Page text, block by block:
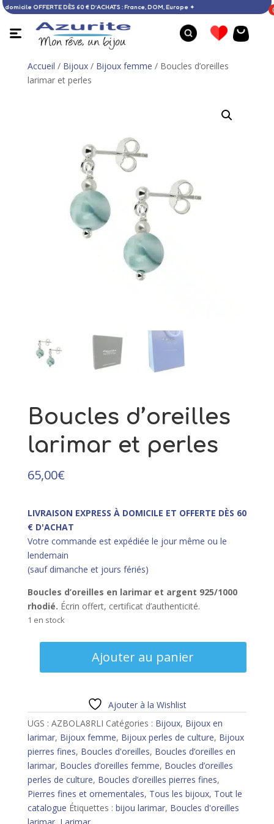
à domicile OFFERTE DÈS 60 € D’ACHATS : France, DOM, Europe ✦
Accueil / Bijoux/ Bijoux femme / Boucles d’oreilles
larimar et perles
Boucles d’oreilles
larimar et perles
65,00€
LIVRAISON EXPRESS À DOMICILE ET OFFERTE DÈS 60
€ D'ACHAT
Votre commande est expédiée le jour même ou le
lendemain
(sauf dimanche et jours fériés)
Boucles d’oreilles en larimar et argent 925/1000
rhodié. Écrin offert, certificat d’authenticité.
1 en stock
et
perles
Ajouter au panier
Ajouter à la Wishlist
UGS : AZBOLA8RLI Catégories : Bijoux, Bijoux en
larimar, Bijoux femme, Bijoux perles de culture, Bijoux
pierres fines, Boucles d'oreilles, Boucles d’oreilles en
larimar, Boucles d’oreilles femme, Boucles d’oreilles
perles de culture, Boucles d’oreilles pierres fines,
Pierres fines et ornementales, Tous les bijoux, Tout le
catalogue Étiquettes : bijou larimar, Boucles d'oreilles
Collier ambre